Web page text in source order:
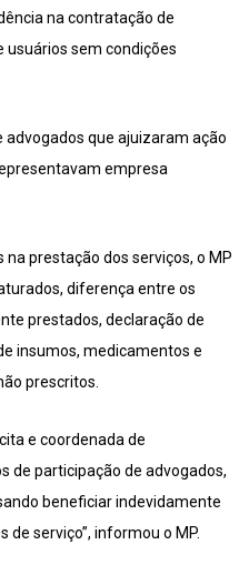
na contratação de
usuários sem condições
advogados que ajuizaram ação
empresa
prestação dos serviços, o MP
diferença entre os
prestados, declaração de
insumos, medicamentos e
prescritos.
e coordenada de
de participação de advogados,
beneficiar indevidamente
serviço”, informou o MP.